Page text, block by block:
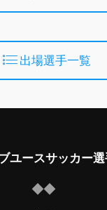
出場選手一覧
ユースサッカー